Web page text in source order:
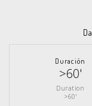
Duración
>60'
Duration
>60'